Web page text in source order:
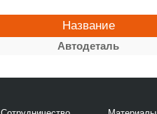
Название
Автодеталь